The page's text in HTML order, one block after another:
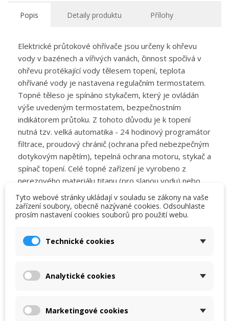
Popis Detaily produktu Přílohy
Elektrické průtokové ohřívače jsou určeny k ohřevu
vody v bazénech a vířivých vanách, činnost spočívá v
ohřevu protékající vody tělesem topení, teplota
ohřívané vody je nastavena regulačním termostatem.
Topné těleso je spínáno stykačem, který je ovládán
výše uvedeným termostatem, bezpečnostním
indikátorem průtoku. Z tohoto důvodu je k topení
nutná tzv. velká automatika - 24 hodinový programátor
filtrace, proudový chránič (ochrana před nebezpečným
dotykovým napětím), tepelná ochrana motoru, stykač a
spínač topení. Celé topné zařízení je vyrobeno z
nerezového materiálu titanu (pro slanou vodu) nebo
plastu.
Bazénové elektrické průtokové ohřívače vody typ
konstrukcí speciálně navrženy pro vytápění bazénové
soustavě nainstalován za proudovým chráničem.
automatického ovládání od firmy VÁGNER, které
spolehlivě zajistí nejen požadovanou komfortnost, ale i
add_circle_outline Create new list
Zrušit Vytvořit seznam přání
Tyto webové stránky ukládají v souladu se zákony na vaše
zařízení soubory, obecně nazývané cookies. Odsouhlaste
prosím nastavení cookies souborů pro použití webu.
Technické cookies
Analytické cookies
Marketingové cookies